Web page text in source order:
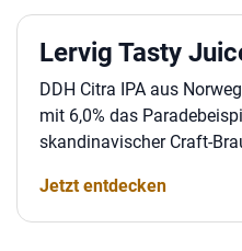
Lervig Tasty
DDH Citra IPA aus
mit 6,0% das
skandinavischer Craft-
Jetzt entdecken